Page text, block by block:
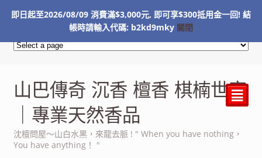
山巴傳奇 沉香 檀香 棋楠世家
｜專業天然香品
沈檀問屋～山白水黑，來龍去脈 ! " When you have nothing，
You have anything！ "
²
即日起至2026/08/09 消費滿$3,000元, 即可享$300抵用金一回! 結
帳時請輸入代碼: b2kd9mky 關閉